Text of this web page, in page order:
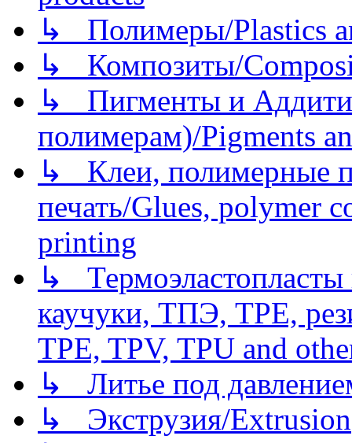
↳ Полимеры/Plastics
↳ Композиты/
↳ Пигменты и
полимерам)/Pigments
↳ Клеи, полимерные
печать/Glues, polymer
printing
↳
каучуки, ТПЭ, TPE,
TPE, TPV, TPU and
↳ Литье под
↳ Экструзия/Extrusion